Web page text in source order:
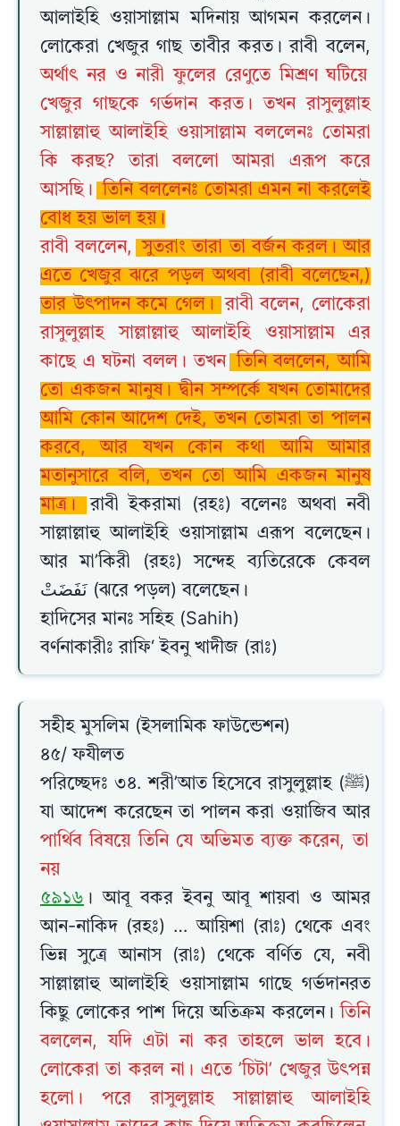
আলাইহি ওয়াসাল্লাম মদিনায় আগমন করলেন।
লোকেরা খেজুর গাছ তাবীর করত। রাবী বলেন,
অর্থাৎ নর ও নারী ফুলের রেণুতে মিশ্রণ ঘটিয়ে
খেজুর গাছকে গর্ভদান করত। তখন রাসুলুল্লাহ
সাল্লাল্লাহু আলাইহি ওয়াসাল্লাম বললেনঃ তোমরা
কি করছ? তারা বললো আমরা এরূপ করে
আসছি। তিনি বললেনঃ তোমরা এমন না করলেই
বোধ হয় ভাল হয়।
রাবী বললেন, সুতরাং তারা তা বর্জন করল। আর
এতে খেজুর ঝরে পড়ল অথবা (রাবী বলেছেন,)
তার উৎপাদন কমে গেল।
রাবী বলেন, লোকেরা
রাসুলুল্লাহ সাল্লাল্লাহু আলাইহি ওয়াসাল্লাম এর
কাছে এ ঘটনা বলল। তখন তিনি বললেন, আমি
তো একজন মানুষ। দ্বীন সম্পর্কে যখন তোমাদের
আমি কোন আদেশ দেই, তখন তোমরা তা পালন
করবে, আর যখন কোন কথা আমি আমার
মতানুসারে বলি, তখন তো আমি একজন মানুষ
মাত্র।
রাবী ইকরামা (রহঃ) বলেনঃ অথবা নবী
সাল্লাল্লাহু আলাইহি ওয়াসাল্লাম এরূপ বলেছেন।
আর মা’কিরী (রহঃ) সন্দেহ ব্যতিরেকে কেবল
نَفَضَتْ (ঝরে পড়ল) বলেছেন।
হাদিসের মানঃ সহিহ (Sahih)
বর্ণনাকারীঃ রাফি‘ ইবনু খাদীজ (রাঃ)
সহীহ মুসলিম (ইসলামিক ফাউন্ডেশন)
৪৫/ ফযীলত
পরিচ্ছেদঃ ৩৪. শরী’আত হিসেবে রাসুলুল্লাহ (ﷺ)
যা আদেশ করেছেন তা পালন করা ওয়াজিব আর
পার্থিব বিষয়ে তিনি যে অভিমত ব্যক্ত করেন, তা
নয়
৫৯১৬ । আবূ বকর ইবনু আবূ শায়বা ও আমর
আন-নাকিদ (রহঃ) … আয়িশা (রাঃ) থেকে এবং
ভিন্ন সুত্রে আনাস (রাঃ) থেকে বর্ণিত যে, নবী
সাল্লাল্লাহু আলাইহি ওয়াসাল্লাম গাছে গর্ভদানরত
কিছু লোকের পাশ দিয়ে অতিক্রম করলেন। তিনি
বললেন, যদি এটা না কর তাহলে ভাল হবে।
লোকেরা তা করল না। এতে ’চিটা’ খেজুর উৎপন্ন
হলো। পরে রাসুলুল্লাহ সাল্লাল্লাহু আলাইহি